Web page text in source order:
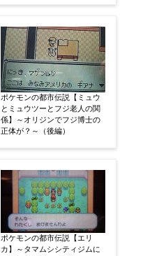
ポケモンの都市伝説【ミュウ
とミュウツーとフジ老人の関
係】～オリジンでフジ博士の
正体が？～（後編）
ポケモンの都市伝説【エリ
カ】～タマムシシティジムに